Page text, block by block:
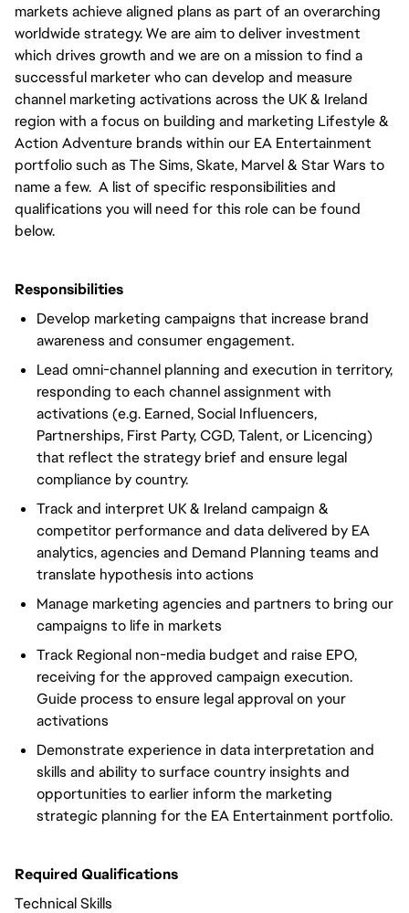
markets achieve aligned plans as part of an overarching
worldwide strategy. We are aim to deliver investment
which drives growth and we are on a mission to find a
successful marketer who can develop and measure
channel marketing activations across the UK & Ireland
region with a focus on building and marketing Lifestyle &
Action Adventure brands within our EA Entertainment
portfolio such as The Sims, Skate, Marvel & Star Wars to
name a few. A list of specific responsibilities and
qualifications you will need for this role can be found
below.
Responsibilities
Develop marketing campaigns that increase brand
awareness and consumer engagement.
Lead omni-channel planning and execution in territory,
responding to each channel assignment with
activations (e.g. Earned, Social Influencers,
Partnerships, First Party, CGD, Talent, or Licencing)
that reflect the strategy brief and ensure legal
compliance by country.
Track and interpret UK & Ireland campaign &
competitor performance and data delivered by EA
analytics, agencies and Demand Planning teams and
translate hypothesis into actions
Manage marketing agencies and partners to bring our
campaigns to life in markets
Track Regional non-media budget and raise EPO,
receiving for the approved campaign execution.
Guide process to ensure legal approval on your
activations
Demonstrate experience in data interpretation and
skills and ability to surface country insights and
opportunities to earlier inform the marketing
strategic planning for the EA Entertainment portfolio.
Required Qualifications
Technical Skills